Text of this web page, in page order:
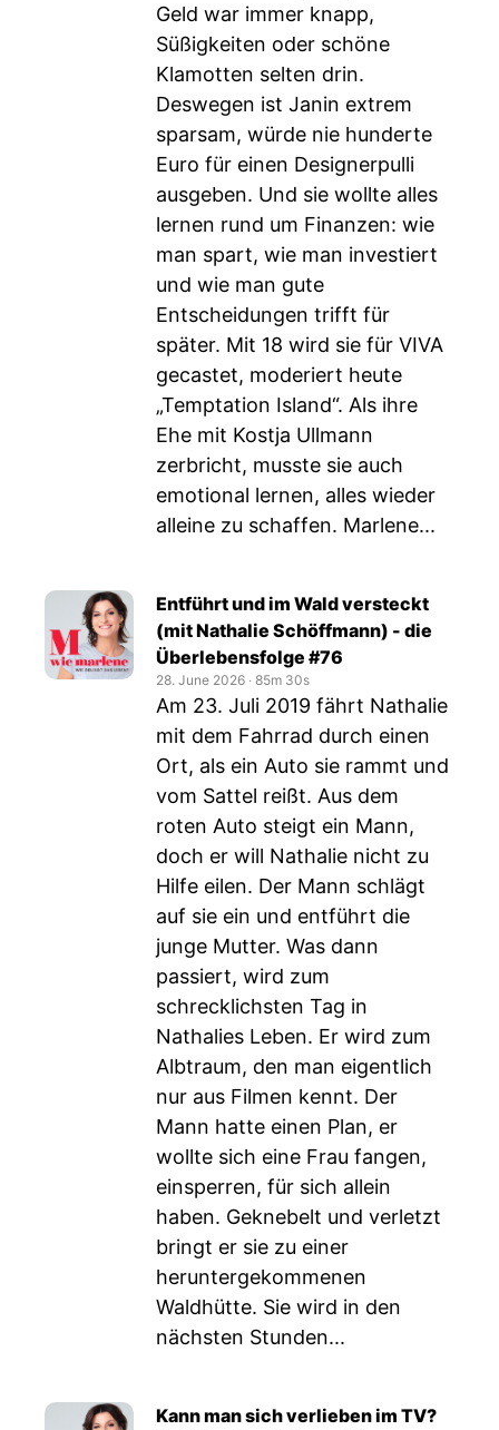
Geld war immer knapp,
Süßigkeiten oder schöne
Klamotten selten drin.
Deswegen ist Janin extrem
sparsam, würde nie hunderte
Euro für einen Designerpulli
ausgeben. Und sie wollte alles
lernen rund um Finanzen: wie
man spart, wie man investiert
und wie man gute
Entscheidungen trifft für
später. Mit 18 wird sie für VIVA
gecastet, moderiert heute
„Temptation Island“. Als ihre
Ehe mit Kostja Ullmann
zerbricht, musste sie auch
emotional lernen, alles wieder
alleine zu schaffen. Marlene...
Entführt und im Wald versteckt
(mit Nathalie Schöffmann) - die
Überlebensfolge #76
28. June 2026 ‧ 85m 30s
Am 23. Juli 2019 fährt Nathalie
mit dem Fahrrad durch einen
Ort, als ein Auto sie rammt und
vom Sattel reißt. Aus dem
roten Auto steigt ein Mann,
doch er will Nathalie nicht zu
Hilfe eilen. Der Mann schlägt
auf sie ein und entführt die
junge Mutter. Was dann
passiert, wird zum
schrecklichsten Tag in
Nathalies Leben. Er wird zum
Albtraum, den man eigentlich
nur aus Filmen kennt. Der
Mann hatte einen Plan, er
wollte sich eine Frau fangen,
einsperren, für sich allein
haben. Geknebelt und verletzt
bringt er sie zu einer
heruntergekommenen
Waldhütte. Sie wird in den
nächsten Stunden...
Kann man sich verlieben im TV?